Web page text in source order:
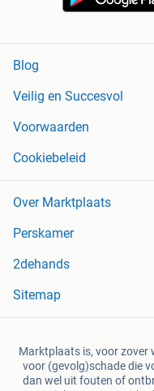
Blog
Veilig en Succesvol
Voorwaarden
Cookiebeleid
Over Marktplaats
Perskamer
2dehands
Sitemap
Marktplaats is, voor zover
voor (gevolg)schade die
dan wel uit fouten of